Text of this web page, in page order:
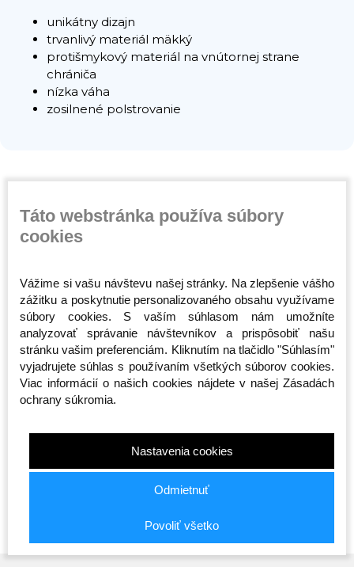
unikátny dizajn
trvanlivý materiál mäkký
protišmykový materiál na vnútornej strane
chrániča
nízka váha
zosilnené polstrovanie
Súvisiace produkty
Športová taška -
Octagon - Predátor 2v1
Taška cez rameno -
20,00 €
Taška
Táto webstránka používa súbory
cookies
Vážime si vašu návštevu našej stránky. Na zlepšenie vášho
zážitku a poskytnutie personalizovaného obsahu využívame
súbory cookies. S vaším súhlasom nám umožníte
analyzovať správanie návštevníkov a prispôsobiť našu
stránku vašim preferenciám. Kliknutím na tlačidlo "Súhlasím"
vyjadrujete súhlas s používaním všetkých súborov cookies.
Viac informácií o našich cookies nájdete v našej Zásadách
ochrany súkromia.
Nastavenia cookies
Odmietnuť
Povoliť všetko